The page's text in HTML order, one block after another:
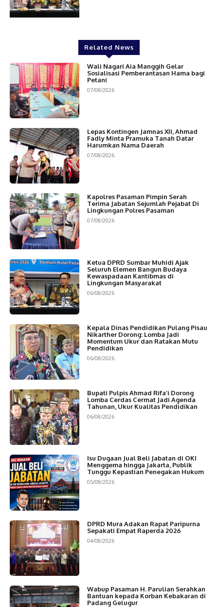
Related News
Wali Nagari Aia Manggih Gelar
Sosialisasi Pemberantasan Hama bagi
Petani
07/08/2026
Lepas Kontingen Jamnas XII, Ahmad
Fadly Minta Pramuka Tanah Datar
Harumkan Nama Daerah
07/08/2026
Kapolres Pasaman Pimpin Serah
Terima Jabatan Sejumlah Pejabat Di
Lingkungan Polres Pasaman
07/08/2026
Ketua DPRD Sumbar Muhidi Ajak
Seluruh Elemen Bangun Budaya
Kewaspadaan Kantibmas di
Lingkungan Masyarakat
06/08/2026
Kepala Dinas Pendidikan Pulang Pisau
Nikarther Dorong: Lomba Jadi
Momentum Ukur dan Ratakan Mutu
Pendidikan
06/08/2026
Bupati Pulpis Ahmad Rifa’i Dorong
Lomba Cerdas Cermat Jadi Agenda
Tahunan, Ukur Kualitas Pendidikan
06/08/2026
Isu Dugaan Jual Beli Jabatan di OKI
Menggema hingga Jakarta, Publik
Tunggu Kepastian Penegakan Hukum
05/08/2026
DPRD Mura Adakan Rapat Paripurna
Sepakati Empat Raperda 2026
04/08/2026
Wabup Pasaman H. Parulian Serahkan
Bantuan kepada Korban Kebakaran di
Padang Gelugur